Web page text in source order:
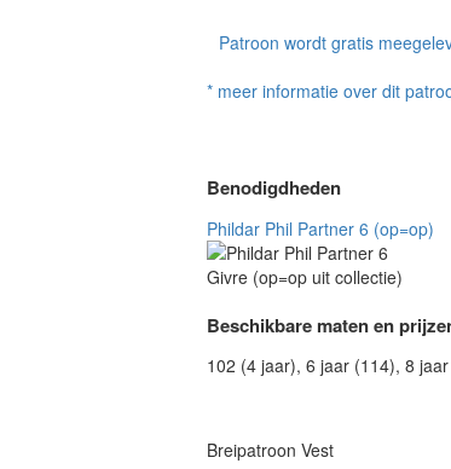
Patroon wordt gratis
* meer informatie over dit
Benodigdheden
Phildar Phil Partner 6 (op=op)
Beschikbare maten en
102 (4 jaar), 6 jaar (114), 8
Breipatroon Vest